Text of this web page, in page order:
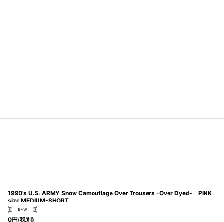
1990's U.S. ARMY Snow Camouflage Over Trousers -Over Dyed- PINK
size MEDIUM-SHORT
0円(税別)